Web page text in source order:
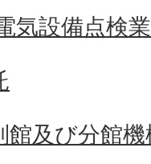
気設備点検
館及び分館